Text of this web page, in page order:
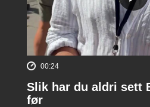
00:24
Slik har du aldri sett
før